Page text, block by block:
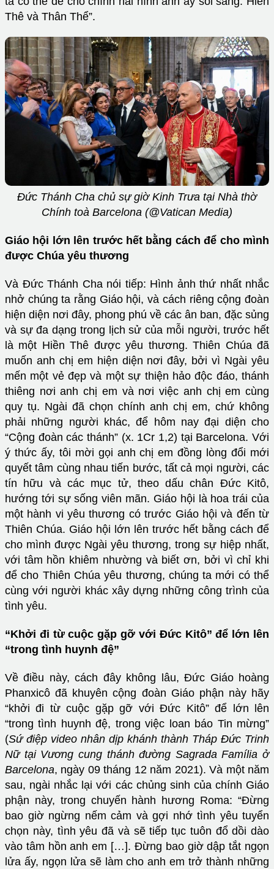
Thê và Thân Thể”.
Đức Thánh Cha chủ sự giờ Kinh Trưa tại Nhà thờ
Chính toà Barcelona (@Vatican Media)
Giáo hội lớn lên trước hết bằng cách để cho mình
được Chúa yêu thương
Và Đức Thánh Cha nói tiếp: Hình ảnh thứ nhất nhắc
nhở chúng ta rằng Giáo hội, và cách riêng cộng đoàn
hiện diện nơi đây, phong phú về các ân ban, đặc sủng
và sự đa dạng trong lịch sử của mỗi người, trước hết
là một Hiền Thê được yêu thương. Thiên Chúa đã
muốn anh chị em hiện diện nơi đây, bởi vì Ngài yêu
mến một vẻ đẹp và một sự thiện hảo độc đáo, thánh
thiêng nơi anh chị em và nơi việc anh chị em cùng
quy tụ. Ngài đã chọn chính anh chị em, chứ không
phải những người khác, để hôm nay đại diện cho
“Cộng đoàn các thánh” (x. 1Cr 1,2) tại Barcelona. Với
ý thức ấy, tôi mời gọi anh chị em đồng lòng đổi mới
quyết tâm cùng nhau tiến bước, tất cả mọi người, các
tín hữu và các mục tử, theo dấu chân Đức Kitô,
hướng tới sự sống viên mãn. Giáo hội là hoa trái của
một hành vi yêu thương có trước Giáo hội và đến từ
Thiên Chúa. Giáo hội lớn lên trước hết bằng cách để
cho mình được Ngài yêu thương, trong sự hiệp nhất,
với tâm hồn khiêm nhường và biết ơn, bởi vì chỉ khi
để cho Thiên Chúa yêu thương, chúng ta mới có thể
cùng với người khác xây dựng những công trình của
tình yêu.
“Khởi đi từ cuộc gặp gỡ với Đức Kitô” để lớn lên
“trong tình huynh đệ”
Về điều này, cách đây không lâu, Đức Giáo hoàng
Phanxicô đã khuyên cộng đoàn Giáo phận này hãy
“khởi đi từ cuộc gặp gỡ với Đức Kitô” để lớn lên
“trong tình huynh đệ, trong việc loan báo Tin mừng”
(Sứ điệp video nhân dịp khánh thành Tháp Đức Trinh
Nữ tại Vương cung thánh đường Sagrada Família ở
Barcelona, ngày 09 tháng 12 năm 2021). Và một năm
sau, ngài nhắc lại với các chủng sinh của chính Giáo
phận này, trong chuyến hành hương Roma: “Đừng
bao giờ ngừng nếm cảm và gợi nhớ tình yêu tuyển
chọn này, tình yêu đã và sẽ tiếp tục tuôn đổ dồi dào
vào tâm hồn anh em […]. Đừng bao giờ dập tắt ngọn
lửa ấy, ngọn lửa sẽ làm cho anh em trở thành những